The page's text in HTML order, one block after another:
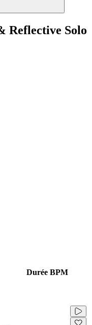
Reflective Solo
Durée BPM